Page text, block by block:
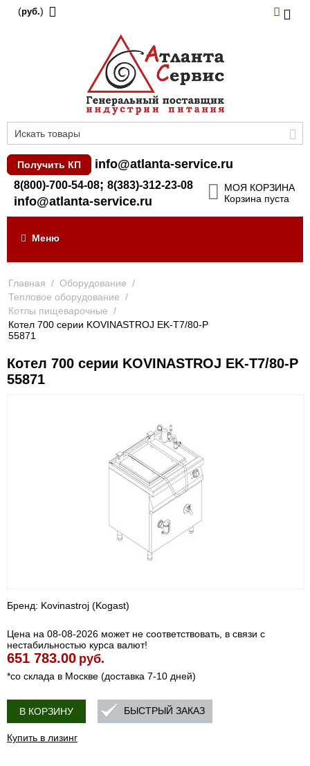
(руб.)
Получить КП info@atlanta-service.ru
8(800)-700-54-08; 8(383)-312-23-08
info@atlanta-service.ru
МОЯ КОРЗИНА
Корзина пуста
Меню
Главная / Оборудование /
Тепловое оборудование /
Котлы пищеварочные /
Котел 700 серии KOVINASTROJ EK-T7/80-P
55871
Котел 700 серии KOVINASTROJ EK-T7/80-P
55871
Бренд: Kovinastroj (Kogast)
Цена на 08-08-2026 может не соответствовать, в связи с
нестабильностью курса валют!
651 783.00 руб.
*со склада в Москве (доставка 7-10 дней)
В КОРЗИНУ
Купить в лизинг
БЫСТРЫЙ ЗАКАЗ